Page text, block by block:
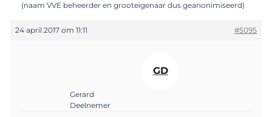
(naam VVE beheerder en grooteigenaar dus geanonimiseerd)
24 april 2017 om 11:11 #5095
GD
Gerard
Deelnemer